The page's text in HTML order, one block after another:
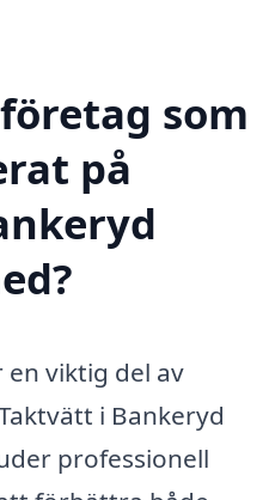
som
på
viktig del av
i Bankeryd
professionell